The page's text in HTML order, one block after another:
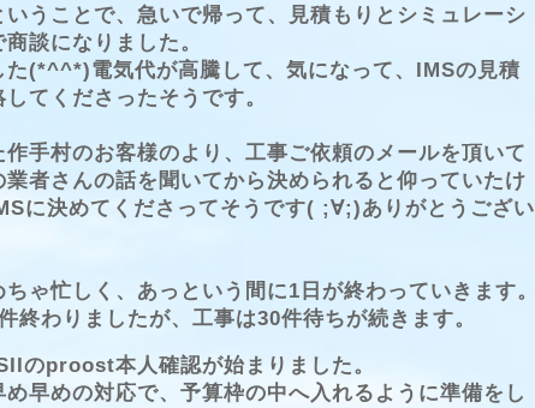
うことで、急いで帰って、見積もりとシミュレーシ
談になりました。
た(*^^*)電気代が高騰して、気になって、IMSの見積
てくださったそうです。
手村のお客様のより、工事ご依頼のメールを頂いて
者さんの話を聞いてから決められると仰っていたけ
に決めてくださってそうです( ;∀;)ありがとうござい
ゃ忙しく、あっという間に1日が終わっていきます。
終わりましたが、工事は30件待ちが続きます。
のproost本人確認が始まりました。
早めの対応で、予算枠の中へ入れるように準備をし